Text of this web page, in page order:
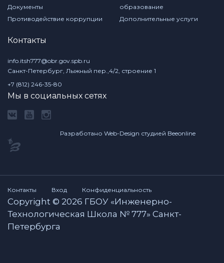
Документы
Противодействие коррупции
образование
Дополнительные услуги
Контакты
info.itsh777@obr.gov.spb.ru
Санкт-Петербург, Лыжный пер.,4/2, строение 1
+7 (812) 246-35-80
Мы в социальных сетях
Разработано Web-Design студией Beeonline
Контакты Вход Конфиденциальность
Copyright © 2026 ГБОУ «Инженерно-
Технологическая Школа № 777» Санкт-
Петербурга